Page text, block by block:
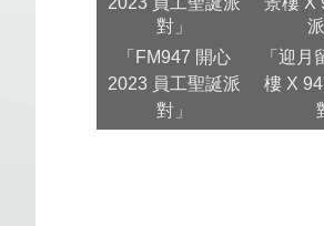
「FM947 開心
2023 員工聖誕派
對」
「迎月
樓 X